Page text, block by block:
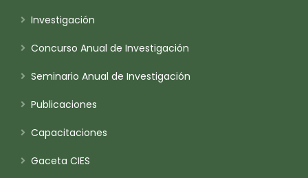
Investigación
Concurso Anual de Investigación
Seminario Anual de Investigación
Publicaciones
Capacitaciones
Gaceta CIES